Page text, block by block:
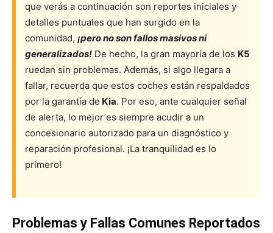
que verás a continuación son reportes iniciales y
detalles puntuales que han surgido en la
comunidad, ¡pero no son fallos masivos ni
generalizados! De hecho, la gran mayoría de los K5
ruedan sin problemas. Además, si algo llegara a
fallar, recuerda que estos coches están respaldados
por la garantía de Kia. Por eso, ante cualquier señal
de alerta, lo mejor es siempre acudir a un
concesionario autorizado para un diagnóstico y
reparación profesional. ¡La tranquilidad es lo
primero!
Problemas y Fallas Comunes Reportados